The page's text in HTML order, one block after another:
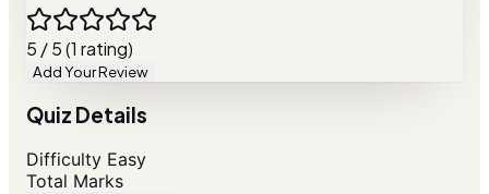
5 / 5 (1 rating)
Add Your Review
Quiz Details
Difficulty Easy
Total Marks